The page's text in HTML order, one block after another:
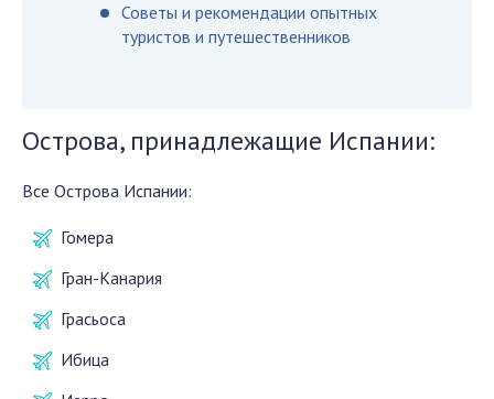
Советы и рекомендации опытных
туристов и путешественников
Острова, принадлежащие Испании:
Все Острова Испании:
Гомера
Гран-Канария
Грасьоса
Ибица